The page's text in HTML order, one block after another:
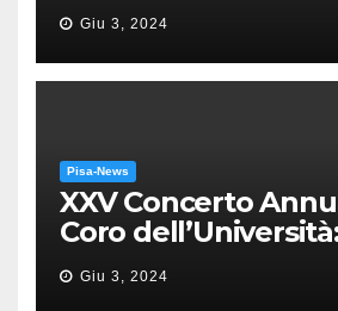
Giu 3, 2024
Pisa-News
XXV Concerto
Coro
“Messa in gloria” di
Puccini
Giu 3, 2024